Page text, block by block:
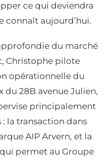
ce qui deviendra
connaît aujourd’hui.
du marché
Christophe pilote
opérationnelle du
du 28B avenue Julien,
principalement
la transaction dans
AIP Arvern, et la
permet au Groupe